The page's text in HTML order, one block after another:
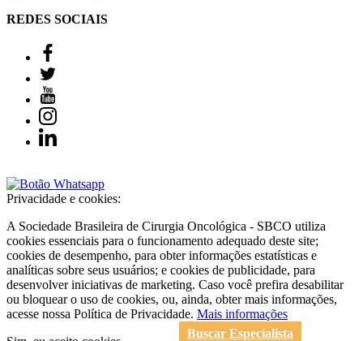
REDES SOCIAIS
Privacidade e cookies:
A Sociedade Brasileira de Cirurgia Oncológica - SBCO utiliza
cookies essenciais para o funcionamento adequado deste site;
cookies de desempenho, para obter informações estatísticas e
analíticas sobre seus usuários; e cookies de publicidade, para
desenvolver iniciativas de marketing. Caso você prefira desabilitar
ou bloquear o uso de cookies, ou, ainda, obter mais informações,
acesse nossa Política de Privacidade. Mais informações
Buscar Especialista